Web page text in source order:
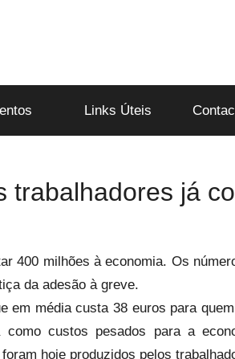
Links Úteis
trabalhadores já
400 milhões à economia. Os
da adesão à greve.
em média custa 38 euros para
custos pesados para a
hoje produzidos pelos